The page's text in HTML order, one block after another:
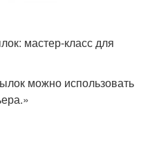
мастер-класс для
можно использовать